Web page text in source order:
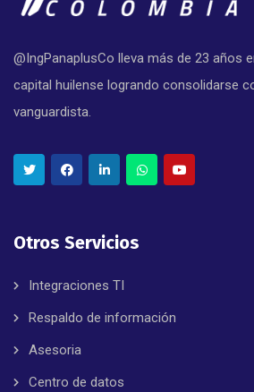
@IngPanaplusCo lleva más de 23 años
capital huilense logrando consolidarse
vanguardista.
Otros Servicios
Integraciones TI
Respaldo de información
Asesoria
Centro de datos